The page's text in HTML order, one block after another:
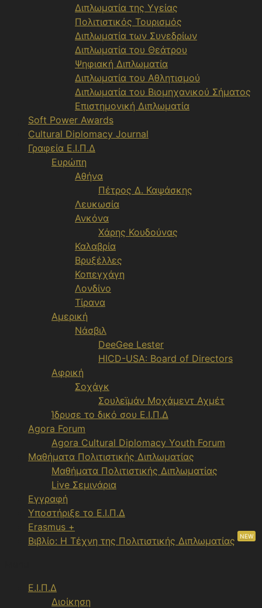
Διπλωματία της Υγείας
Πολιτιστικός Τουρισμός
Διπλωματία των Συνεδρίων
Διπλωματία του Θεάτρου
Ψηφιακή Διπλωματία
Διπλωματία του Αθλητισμού
Διπλωματία του Βιομηχανικού Σήματος
Επιστημονική Διπλωματία
Soft Power Awards
Cultural Diplomacy Journal
Γραφεία Ε.Ι.Π.Δ
Ευρώπη
Αθήνα
Πέτρος Δ. Καψάσκης
Λευκωσία
Ανκόνα
Χάρης Κουδούνας
Καλαβρία
Βρυξέλλες
Κοπεγχάγη
Λονδίνο
Τίρανα
Αμερική
Νάσβιλ
DeeGee Lester
HICD-USA: Board of Directors
Αφρική
Σοχάγκ
Σουλεϊμάν Μοχάμεντ Αχμέτ
Ίδρυσε το δικό σου Ε.Ι.Π.Δ
Agora Forum
Agora Cultural Diplomacy Youth Forum
Μαθήματα Πολιτιστικής Διπλωματίας
Μαθήματα Πολιτιστικής Διπλωματίας
Live Σεμινάρια
Εγγραφή
Υποστήριξε το Ε.Ι.Π.Δ
Erasmus +
Βιβλίο: Η Τέχνη της Πολιτιστικής Διπλωματίας
NEW
Ε.Ι.Π.Δ
Διοίκηση